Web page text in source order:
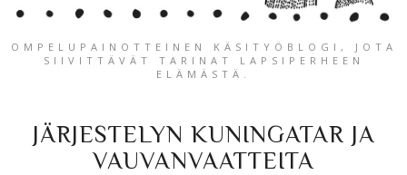
OMPELUPAINOTTEINEN KÄSITYÖBLOGI, JOTA
SIIVITTÄVÄT TARINAT LAPSIPERHEEN
ELÄMÄSTÄ.
JÄRJESTELYN KUNINGATAR JA
VAUVANVAATTEITA